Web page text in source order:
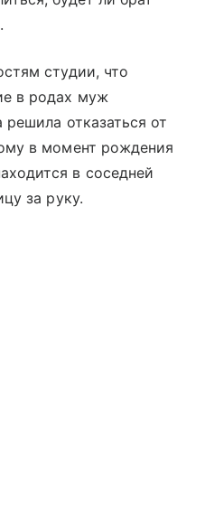
студии, что
в родах муж
отказаться от
в момент рождения
в соседней
за руку.